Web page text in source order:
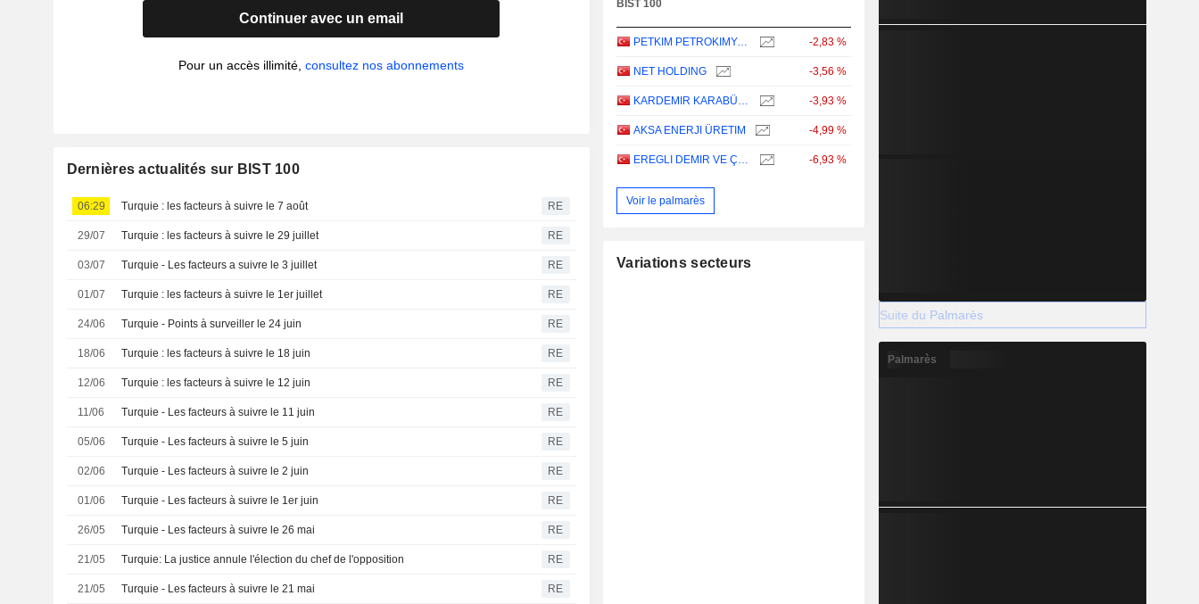
Continuer avec un email
Pour un accès illimité,consultez nos abonnements
Dernières actualités sur BIST 100
06:29 Turquie : les facteurs à suivre le 7 août RE
29/07 Turquie : les facteurs à suivre le 29 juillet RE
03/07 Turquie - Les facteurs a suivre le 3 juillet RE
01/07 Turquie : les facteurs à suivre le 1er juillet RE
24/06 Turquie - Points à surveiller le 24 juin RE
18/06 Turquie : les facteurs à suivre le 18 juin RE
12/06 Turquie : les facteurs à suivre le 12 juin RE
11/06 Turquie - Les facteurs à suivre le 11 juin RE
05/06 Turquie - Les facteurs à suivre le 5 juin RE
02/06 Turquie - Les facteurs à suivre le 2 juin RE
01/06 Turquie - Les facteurs à suivre le 1er juin RE
26/05 Turquie - Les facteurs à suivre le 26 mai RE
21/05 Turquie: La justice annule l'élection du chef de l'opposition RE
21/05 Turquie - Les facteurs à suivre le 21 mai RE
BIST 100
PETKIM PETROKIMYA HOLDING ANONIM SIRKETI -2,83 %
NET HOLDING -3,56 %
KARDEMIR KARABÜK DEMIR ÇELIK SANAYI VE TICARET -3,93 %
AKSA ENERJI ÜRETIM -4,99 %
EREGLI DEMIR VE ÇELIK FABRIKALARI T.A.S. -6,93 %
Voir le palmarès
Variations secteurs
Suite du Palmarès
Palmarès